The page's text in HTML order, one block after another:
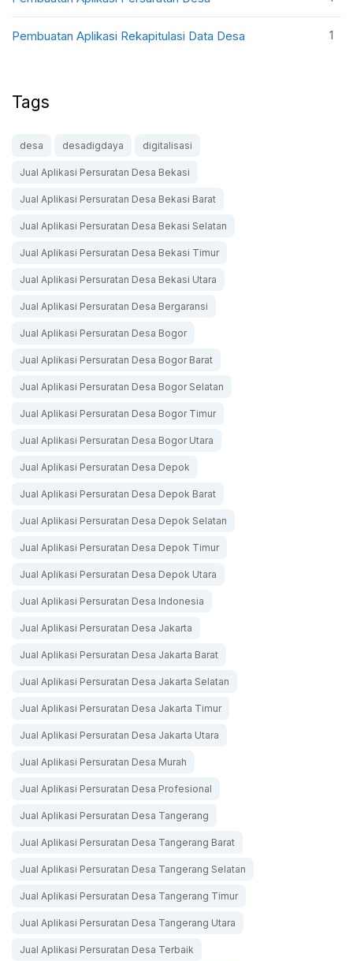
Pembuatan Aplikasi Rekapitulasi Data Desa 1
Tags
desa desadigdaya digitalisasi
Jual Aplikasi Persuratan Desa Bekasi
Jual Aplikasi Persuratan Desa Bekasi Barat
Jual Aplikasi Persuratan Desa Bekasi Selatan
Jual Aplikasi Persuratan Desa Bekasi Timur
Jual Aplikasi Persuratan Desa Bekasi Utara
Jual Aplikasi Persuratan Desa Bergaransi
Jual Aplikasi Persuratan Desa Bogor
Jual Aplikasi Persuratan Desa Bogor Barat
Jual Aplikasi Persuratan Desa Bogor Selatan
Jual Aplikasi Persuratan Desa Bogor Timur
Jual Aplikasi Persuratan Desa Bogor Utara
Jual Aplikasi Persuratan Desa Depok
Jual Aplikasi Persuratan Desa Depok Barat
Jual Aplikasi Persuratan Desa Depok Selatan
Jual Aplikasi Persuratan Desa Depok Timur
Jual Aplikasi Persuratan Desa Depok Utara
Jual Aplikasi Persuratan Desa Indonesia
Jual Aplikasi Persuratan Desa Jakarta
Jual Aplikasi Persuratan Desa Jakarta Barat
Jual Aplikasi Persuratan Desa Jakarta Selatan
Jual Aplikasi Persuratan Desa Jakarta Timur
Jual Aplikasi Persuratan Desa Jakarta Utara
Jual Aplikasi Persuratan Desa Murah
Jual Aplikasi Persuratan Desa Profesional
Jual Aplikasi Persuratan Desa Tangerang
Jual Aplikasi Persuratan Desa Tangerang Barat
Jual Aplikasi Persuratan Desa Tangerang Selatan
Jual Aplikasi Persuratan Desa Tangerang Timur
Jual Aplikasi Persuratan Desa Tangerang Utara
Jual Aplikasi Persuratan Desa Terbaik